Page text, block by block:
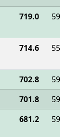
719.0
714.6
702.8
701.8
681.2